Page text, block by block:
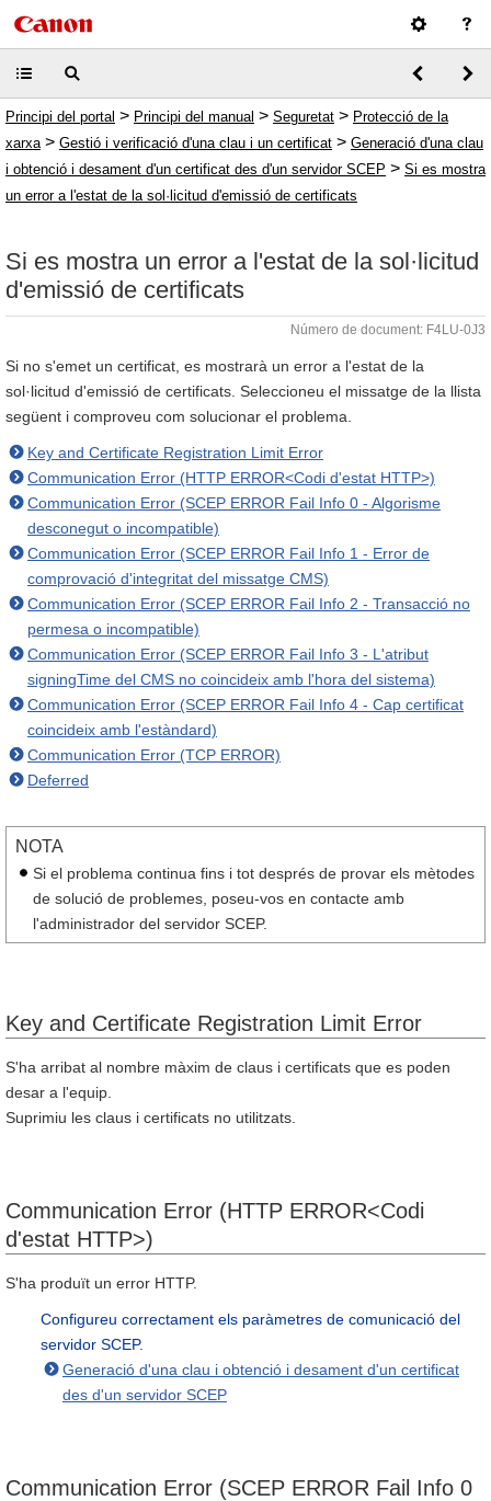
Principi del portal > Principi del manual > Seguretat > Protecció de la
xarxa > Gestió i verificació d'una clau i un certificat > Generació d'una clau
i obtenció i desament d'un certificat des d'un servidor SCEP > Si es mostra
un error a l'estat de la sol·licitud d'emissió de certificats
Si es mostra un error a l'estat de la sol·licitud
d'emissió de certificats
Número de document: F4LU-0J3
Si no s'emet un certificat, es mostrarà un error a l'estat de la
sol·licitud d'emissió de certificats. Seleccioneu el missatge de la llista
següent i comproveu com solucionar el problema.
Key and Certificate Registration Limit Error
Communication Error (HTTP ERROR<Codi d'estat HTTP>)
Communication Error (SCEP ERROR Fail Info 0 - Algorisme
desconegut o incompatible)
Communication Error (SCEP ERROR Fail Info 1 - Error de
comprovació d'integritat del missatge CMS)
Communication Error (SCEP ERROR Fail Info 2 - Transacció no
permesa o incompatible)
Communication Error (SCEP ERROR Fail Info 3 - L'atribut
signingTime del CMS no coincideix amb l'hora del sistema)
Communication Error (SCEP ERROR Fail Info 4 - Cap certificat
coincideix amb l'estàndard)
Communication Error (TCP ERROR)
Deferred
NOTA
Si el problema continua fins i tot després de provar els mètodes
de solució de problemes, poseu-vos en contacte amb
l'administrador del servidor SCEP.
Key and Certificate Registration Limit Error
S'ha arribat al nombre màxim de claus i certificats que es poden
desar a l'equip.
Suprimiu les claus i certificats no utilitzats.
Communication Error (HTTP ERROR<Codi
d'estat HTTP>)
S'ha produït un error HTTP.
Configureu correctament els paràmetres de comunicació del
servidor SCEP.
Generació d'una clau i obtenció i desament d'un certificat
des d'un servidor SCEP
Communication Error (SCEP ERROR Fail Info 0